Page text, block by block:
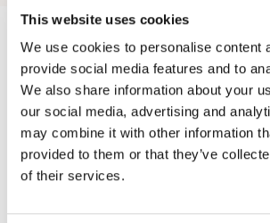
This website uses cookies
We use cookies to personalise content
provide social media features and to
We also share information about your
our social media, advertising and
may combine it with other information
provided to them or that they’ve
of their services.
Magasins dans cette
studio WOUW
Bombaystraat 1, Gent